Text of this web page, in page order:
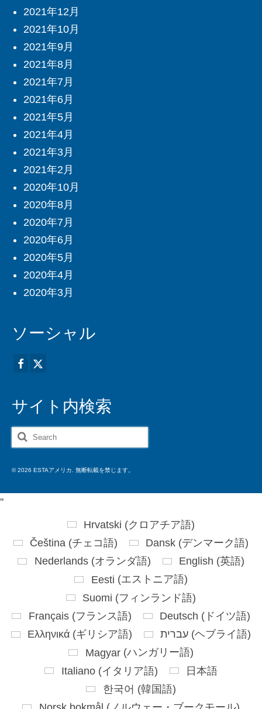
2021年12月
2021年10月
2021年9月
2021年8月
2021年7月
2021年6月
2021年5月
2021年4月
2021年3月
2021年2月
2020年10月
2020年8月
2020年7月
2020年6月
2020年5月
2020年4月
2020年3月
ソーシャル
サイト内検索
Search
for:
© 2026 ESTAアメリカ. 無断転載を禁じます。
''
Hrvatski (クロアチア語)
Čeština (チェコ語) Dansk (デンマーク語)
Nederlands(オランダ語) English (英語)
Eesti (エストニア語)
Suomi (フィンランド語)
Français(フランス語) Deutsch (ドイツ語)
Ελληνικά (ギリシア語) עברית (ヘブライ語)
Magyar(ハンガリー語)
Italiano(イタリア語)
日本語
한국어 (韓国語)